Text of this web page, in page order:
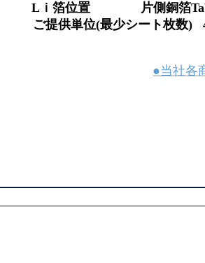
側銅箔Tab2.5cm幅 Li
(最少シート枚
●当社各